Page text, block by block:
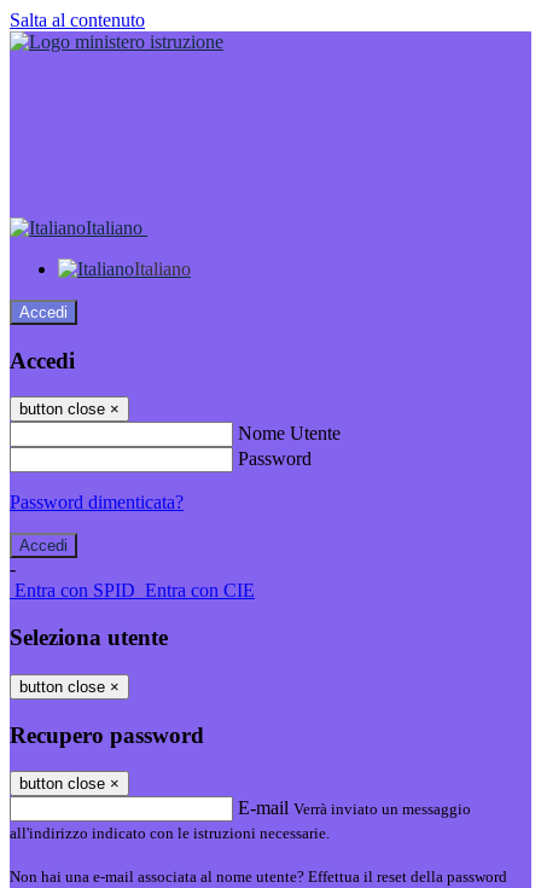
Salta al contenuto
Italiano
Italiano
Accedi
Accedi
button close ×
Nome Utente
Password
Password dimenticata?
-
Entra con SPID Entra con CIE
Seleziona utente
button close ×
Recupero password
button close ×
E-mail Verrà inviato un messaggio
all'indirizzo indicato con le istruzioni necessarie.
Non hai una e-mail associata al nome utente? Effettua il reset della password